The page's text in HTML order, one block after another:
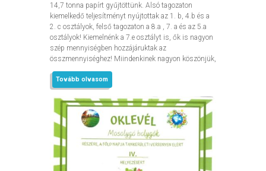
14,7 tonna papírt gyűjtöttünk. Alsó tagozaton
kiemelkedő teljesítményt nyújtottak az 1. b, 4.b és a
2. c osztályok, felső tagozaton a 8.a , 7. a és az 5.a
osztályok! Kiemelnénk a 7.e osztályt is, ők is nagyon
szép mennyiségben hozzájáruktak az
összmennyiséghez! Miindenkinek nagyon köszönjük,
Tovább olvasom